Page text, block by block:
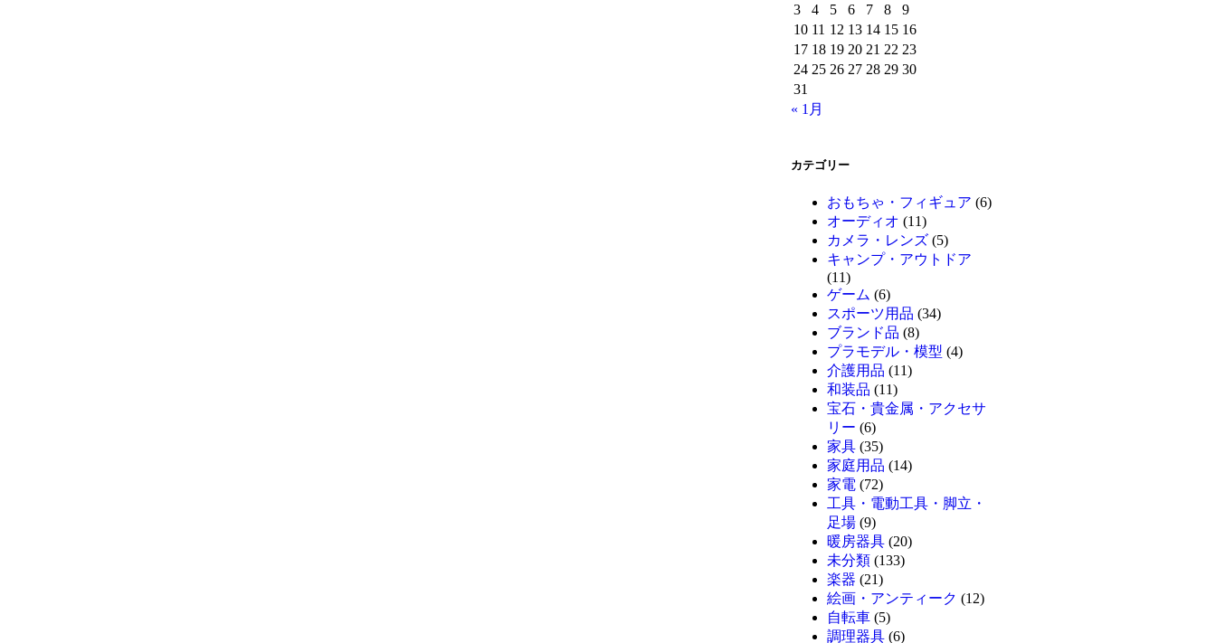
3
4 5 6 7 8
9
10 11 12 13 14 15 16
17 18 19 20 21 22 23
24 25 26 27 28 29 30
31
« 1月
カテゴリー
おもちゃ・フィギュア (6)
オーディオ (11)
カメラ・レンズ (5)
キャンプ・アウトドア
(11)
ゲーム (6)
スポーツ用品 (34)
ブランド品 (8)
プラモデル・模型 (4)
介護用品 (11)
和装品 (11)
宝石・貴金属・アクセサ
リー (6)
家具 (35)
家庭用品 (14)
家電 (72)
工具・電動工具・脚立・
足場 (9)
暖房器具 (20)
未分類 (133)
楽器 (21)
絵画・アンティーク (12)
自転車 (5)
調理器具 (6)